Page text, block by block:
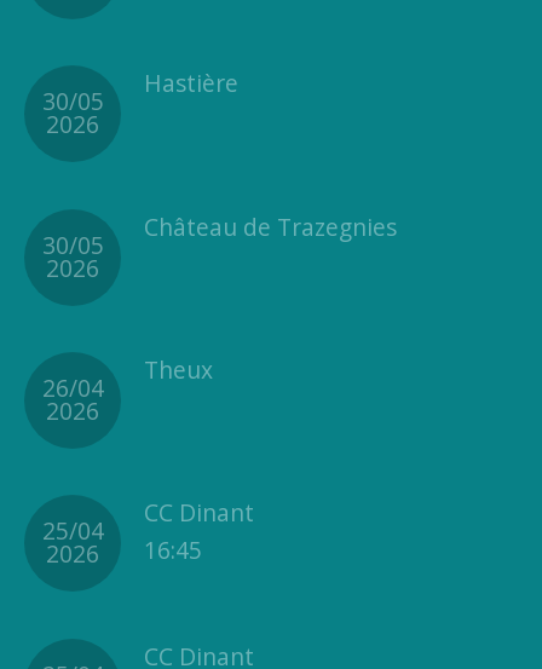
30/05
2026
Hastière
30/05
2026
Château de Trazegnies
26/04
2026
Theux
25/04
2026
CC Dinant
16:45
CC Dinant